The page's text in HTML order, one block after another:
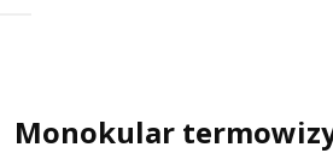
Monokular